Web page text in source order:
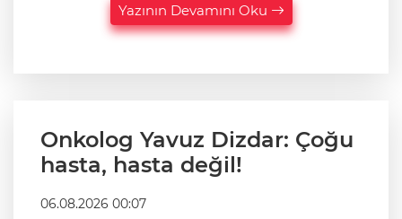
Yazının Devamını Oku
Onkolog Yavuz Dizdar: Çoğu
hasta, hasta değil!
06.08.2026 00:07